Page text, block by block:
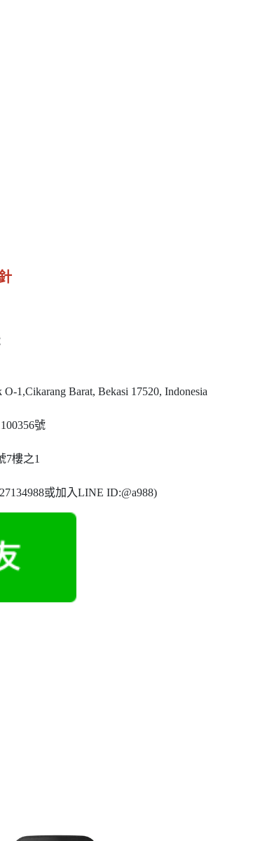
1,Cikarang Barat, Bekasi 17520, Indonesia
號
7樓之1
或加入LINE ID:@a988)